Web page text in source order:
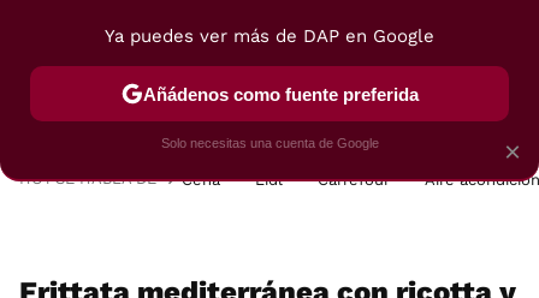
POSTRES VIAJES SELECCIÓN VEGUI
HOY SE HABLA DE Cena Lidl Carrefour Aire
×
Ya puedes ver más de DAP en Google
Añádenos como fuente preferida
Solo necesitas una cuenta de Google